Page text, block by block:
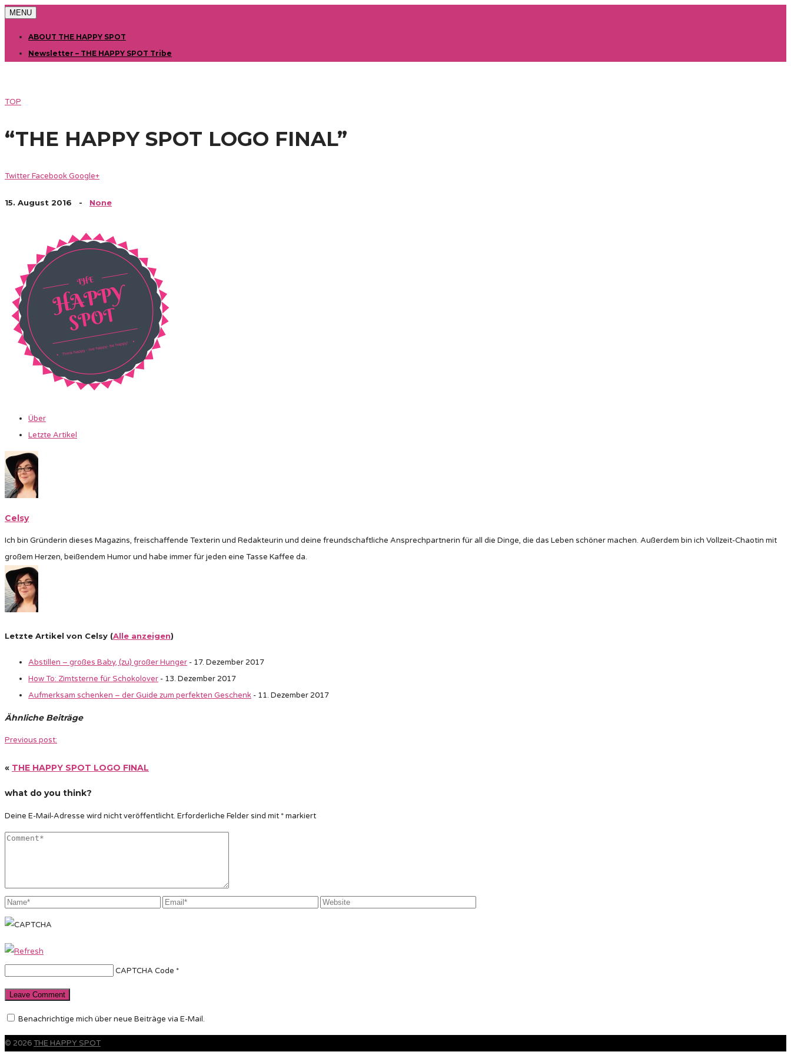
MENU
ABOUT THE HAPPY SPOT
Newsletter – THE HAPPY SPOT Tribe
TOP
“THE HAPPY SPOT LOGO FINAL”
TwitterFacebookGoogle+
15. August 2016 - None
Über
Letzte Artikel
Celsy
Ich bin Gründerin dieses Magazins, freischaffende Texterin und Redakteurin und deine freundschaftliche Ansprechpartnerin für all die Dinge, die das Leben schöner machen. Außerdem bin ich Vollzeit-Chaotin mit
großem Herzen, beißendem Humor und habe immer für jeden eine Tasse Kaffee da.
Letzte Artikel von Celsy (Alle anzeigen)
Abstillen – großes Baby, (zu) großer Hunger - 17. Dezember 2017
How To: Zimtsterne für Schokolover - 13. Dezember 2017
Aufmerksam schenken – der Guide zum perfekten Geschenk - 11. Dezember 2017
Ähnliche Beiträge
Previous post:
« THE HAPPY SPOT LOGO FINAL
what do you think?
Deine E-Mail-Adresse wird nicht veröffentlicht. Erforderliche Felder sind mit *markiert
CAPTCHA Code *
Benachrichtige mich über neue Beiträge via E-Mail.
© 2026THE HAPPY SPOT